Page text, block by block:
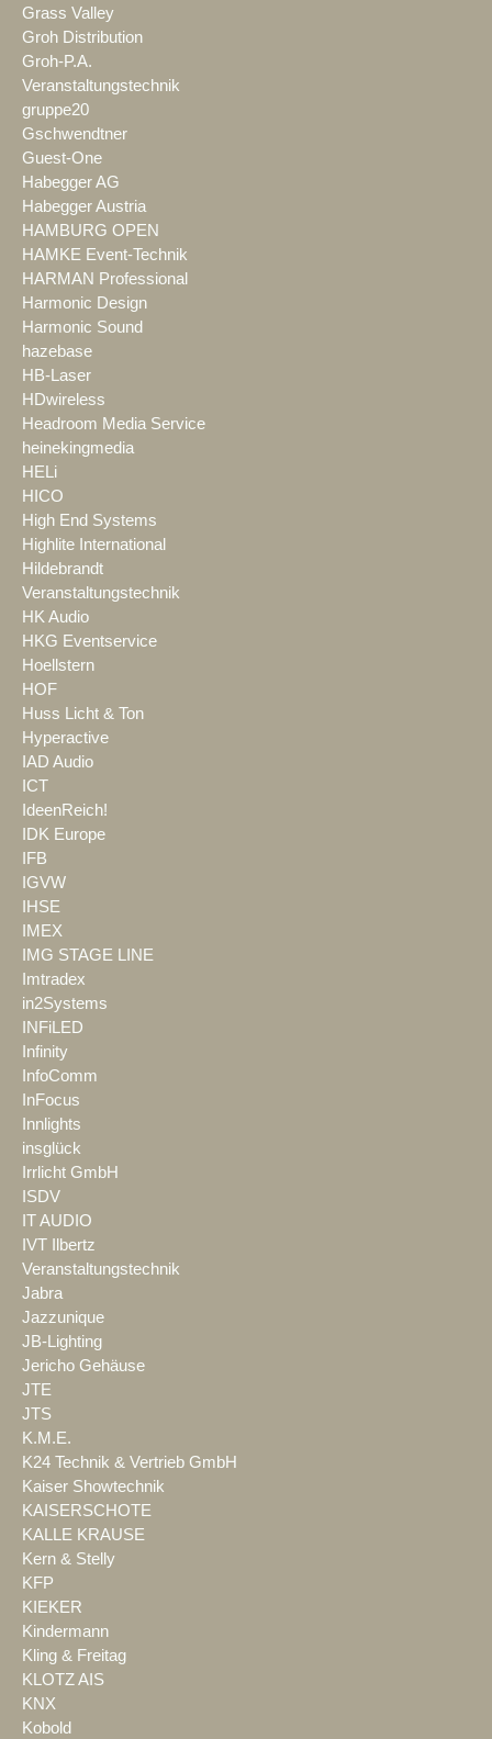
Grass Valley
Groh Distribution
Groh-P.A.
Veranstaltungstechnik
gruppe20
Gschwendtner
Guest-One
Habegger AG
Habegger Austria
HAMBURG OPEN
HAMKE Event-Technik
HARMAN Professional
Harmonic Design
Harmonic Sound
hazebase
HB-Laser
HDwireless
Headroom Media Service
heinekingmedia
HELi
HICO
High End Systems
Highlite International
Hildebrandt
Veranstaltungstechnik
HK Audio
HKG Eventservice
Hoellstern
HOF
Huss Licht & Ton
Hyperactive
IAD Audio
ICT
IdeenReich!
IDK Europe
IFB
IGVW
IHSE
IMEX
IMG STAGE LINE
Imtradex
in2Systems
INFiLED
Infinity
InfoComm
InFocus
Innlights
insglück
Irrlicht GmbH
ISDV
IT AUDIO
IVT Ilbertz
Veranstaltungstechnik
Jabra
Jazzunique
JB-Lighting
Jericho Gehäuse
JTE
JTS
K.M.E.
K24 Technik & Vertrieb GmbH
Kaiser Showtechnik
KAISERSCHOTE
KALLE KRAUSE
Kern & Stelly
KFP
KIEKER
Kindermann
Kling & Freitag
KLOTZ AIS
KNX
Kobold